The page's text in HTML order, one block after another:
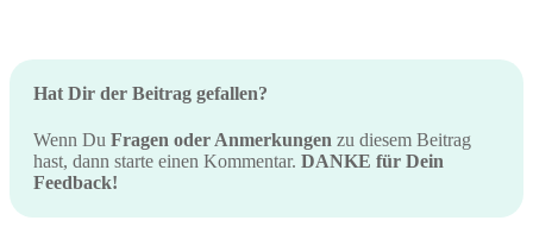
Hat Dir der Beitrag gefallen?
Wenn Du Fragen oder Anmerkungen zu diesem Beitrag
hast, dann starte einen Kommentar. DANKE für Dein
Feedback!